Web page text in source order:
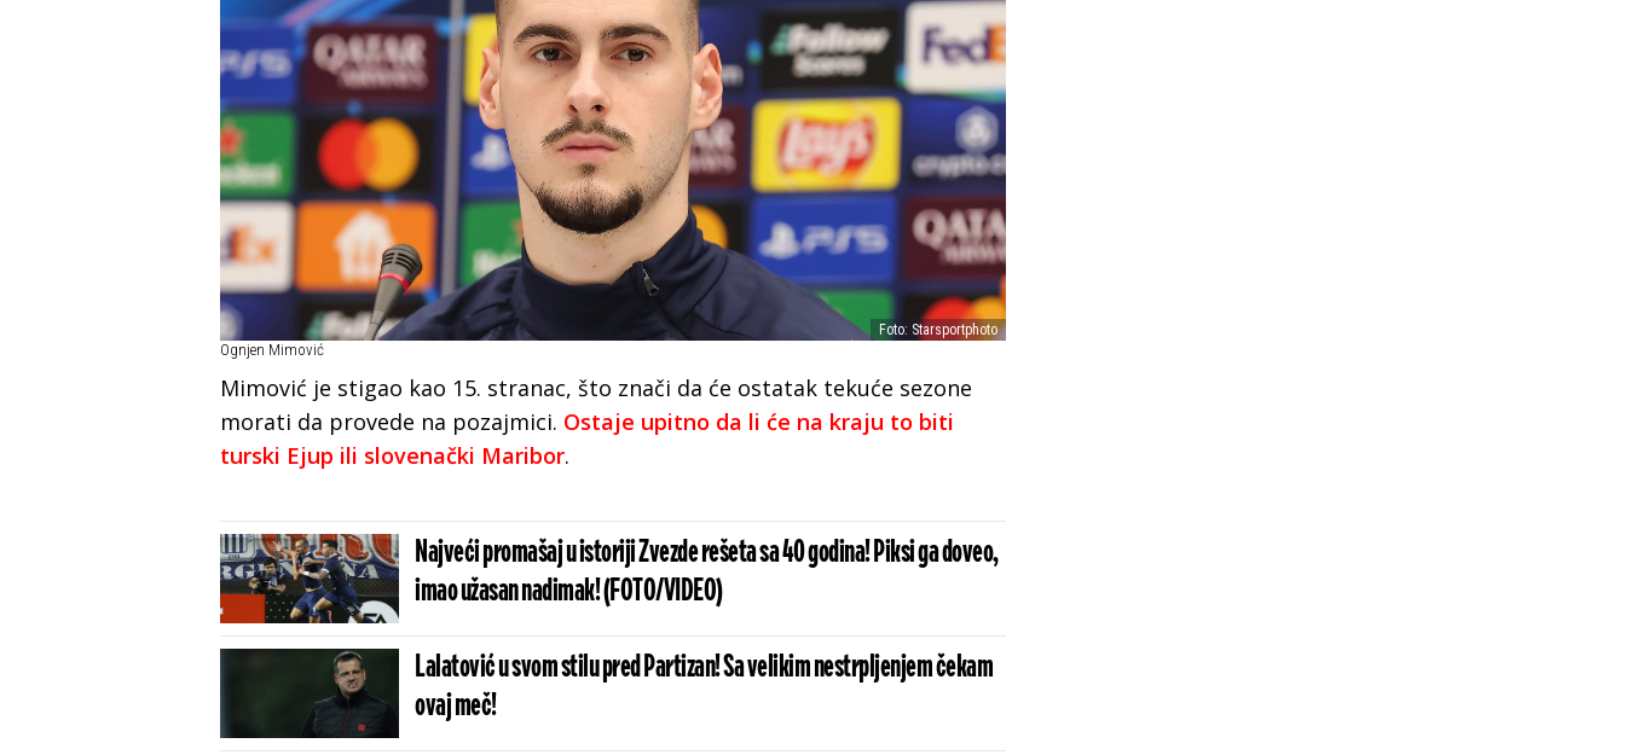
Foto: Starsportphoto
Ognjen Mimović
Mimović je stigao kao 15. stranac, što znači da će ostatak tekuće sezone
morati da provede na pozajmici. Ostaje upitno da li će na kraju to biti
turski Ejup ili slovenački Maribor.
Najveći promašaj u istoriji Zvezde rešeta sa 40 godina! Piksi ga doveo,
imao užasan nadimak! (FOTO/VIDEO)
Lalatović u svom stilu pred Partizan! Sa velikim nestrpljenjem čekam
ovaj meč!